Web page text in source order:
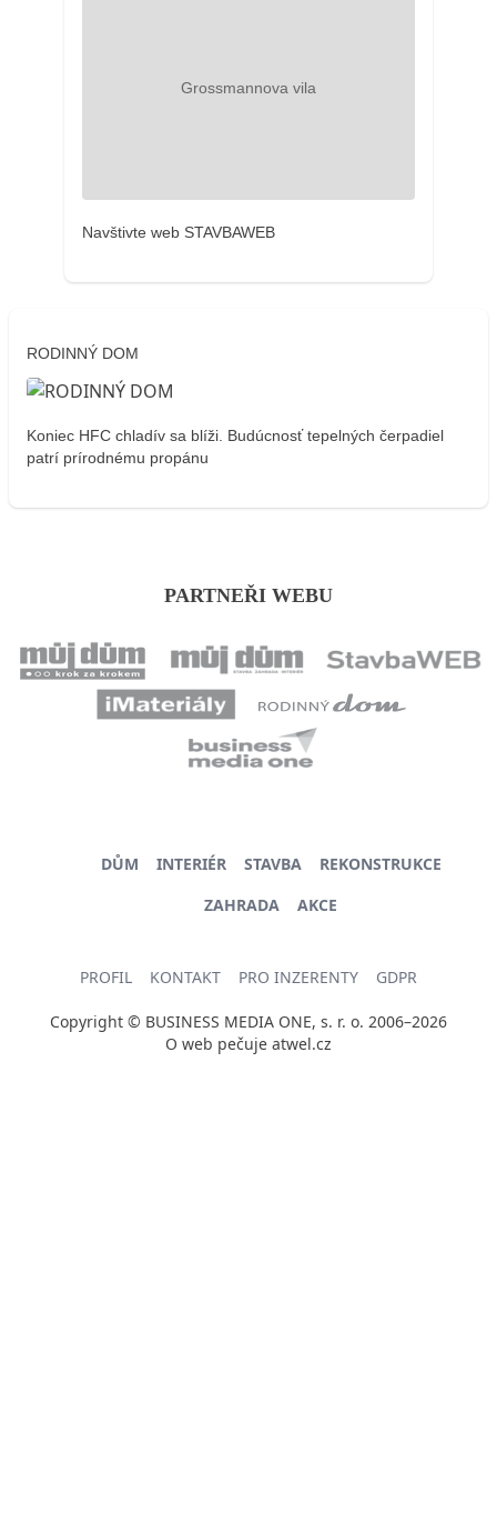
Navštivte web STAVBAWEB
RODINNÝ DOM
Koniec HFC chladív sa blíži. Budúcnosť tepelných čerpadiel
patrí prírodnému propánu
PARTNEŘI WEBU
DŮM INTERIÉR STAVBA
REKONSTRUKCE
ZAHRADA
AKCE
PROFIL KONTAKT PRO INZERENTY GDPR
Copyright © BUSINESS MEDIA ONE, s. r. o. 2006–2026